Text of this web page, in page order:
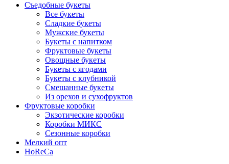
Съедобные букеты
Все букеты
Сладкие букеты
Мужские букеты
Букеты с напитком
Фруктовые букеты
Овощные букеты
Букеты с ягодами
Букеты с клубникой
Смешанные букеты
Из орехов и сухофруктов
Фруктовые коробки
Экзотические коробки
Коробки МИКС
Сезонные коробки
Мелкий опт
HoReCa